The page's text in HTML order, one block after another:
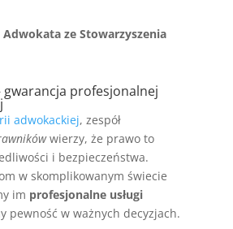
Adwokata ze Stowarzyszenia
gwarancja profesjonalnej
adwokackiej, zespół
wierzy, że prawo to
i bezpieczeństwa.
w skomplikowanym świecie
im profesjonalne usługi
pewność w ważnych decyzjach.